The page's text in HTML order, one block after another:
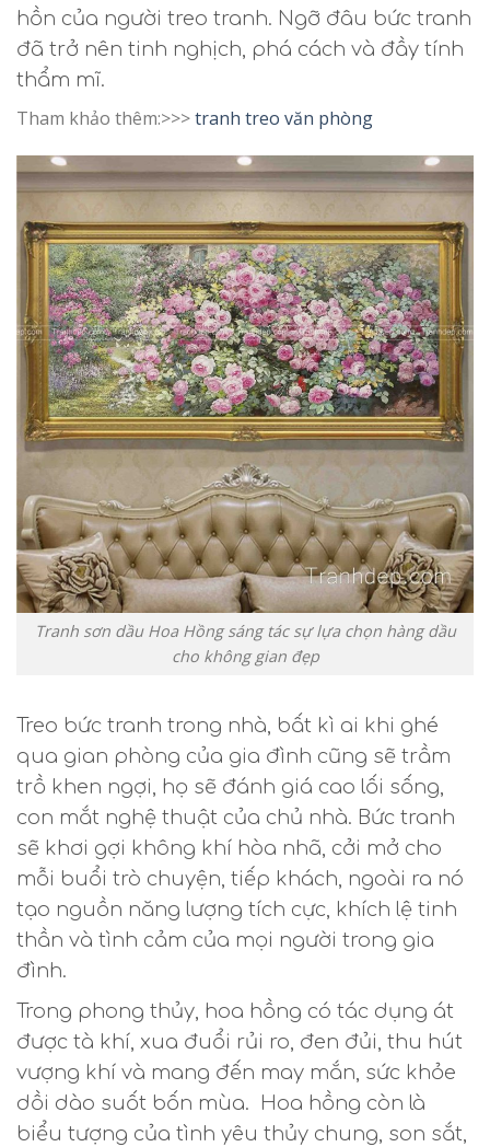
hồn của người treo tranh. Ngỡ đâu bức tranh
đã trở nên tinh nghịch, phá cách và đầy tính
thẩm mĩ.
Tham khảo thêm:>>>tranh treo văn phòng
Tranh sơn dầu Hoa Hồng sáng tác sự lựa chọn hàng dầu
cho không gian đẹp
Treo bức tranh trong nhà, bất kì ai khi ghé
qua gian phòng của gia đình cũng sẽ trầm
trồ khen ngợi, họ sẽ đánh giá cao lối sống,
con mắt nghệ thuật của chủ nhà. Bức tranh
sẽ khơi gợi không khí hòa nhã, cởi mở cho
mỗi buổi trò chuyện, tiếp khách, ngoài ra nó
tạo nguồn năng lượng tích cực, khích lệ tinh
thần và tình cảm của mọi người trong gia
đình.
Trong phong thủy, hoa hồng có tác dụng át
được tà khí, xua đuổi rủi ro, đen đủi, thu hút
vượng khí và mang đến may mắn, sức khỏe
dồi dào suốt bốn mùa. Hoa hồng còn là
biểu tượng của tình yêu thủy chung, son sắt,